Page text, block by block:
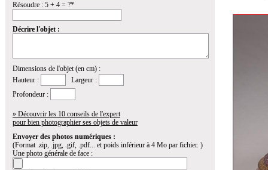
Résoudre : 5 + 4 = ?*
Décrire l'objet :
Dimensions de l'objet (en cm) :
Hauteur :
Largeur :
Profondeur :
» Découvrir les 10 conseils de l'expert
pour bien photographier ses objets de valeur
Envoyer des photos numériques :
(Format .zip, .jpg, .gif, .pdf... et poids inférieur à 4 Mo par fichier. )
Une photo générale de face :